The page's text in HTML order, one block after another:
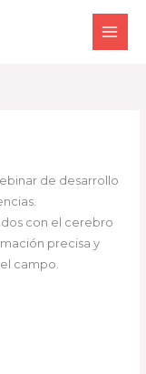
de desarrollo
con el cerebro
precisa y
campo.